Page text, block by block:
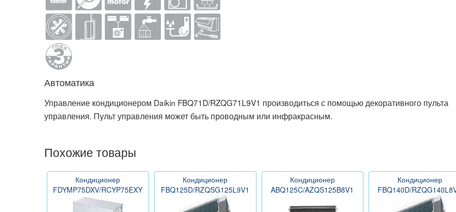
Автоматика
Управление кондиционером Daikin FBQ71D/RZQG71L9V1 производиться с помощью декоративного пульта
управления. Пульт управления может быть проводным или инфракрасным.
Похожие товары
Кондиционер
FDYMP75DXV/RCYP75EXY
Кондиционер
FBQ125D/RZQSG125L9V1
Кондиционер
ABQ125C/AZQS125B8V1
Кондиционер
FBQ140D/